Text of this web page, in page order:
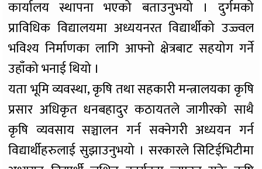
कार्यालय स्थापना भएको बताउनुभयो । दुर्गमको
प्राविधिक विद्यालयमा अध्ययनरत विद्यार्थीको उज्ज्वल
भविश्य निर्माणका लागि आफ्नो क्षेत्रबाट सहयोग गर्ने
उहाँको भनाई थियो ।
यता भूमि व्यवस्था, कृषि तथा सहकारी मन्त्रालयका कृषि
प्रसार अधिकृत धनबहादुर कठायतले जागीरको साथै
कृषि व्यवसाय सञ्चालन गर्न सक्नेगरी अध्ययन गर्न
विद्यार्थीहरुलाई सुझाउनुभयो । सरकारले सिटिईभिटीमा